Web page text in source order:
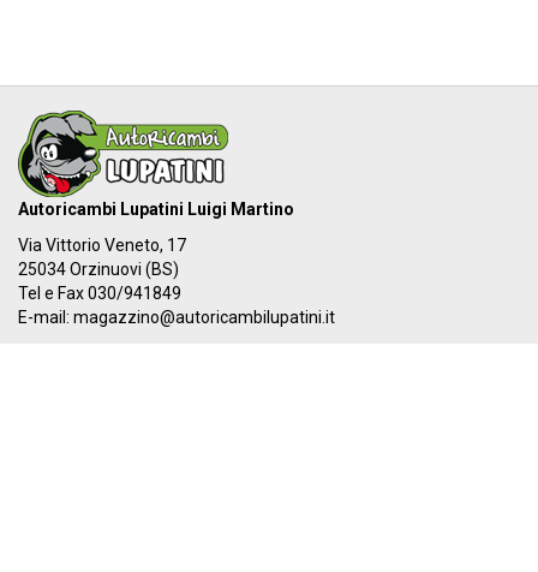
Autoricambi Lupatini Luigi Martino
Via Vittorio Veneto, 17
25034 Orzinuovi (BS)
Tel e Fax 030/941849
E-mail: magazzino@autoricambilupatini.it